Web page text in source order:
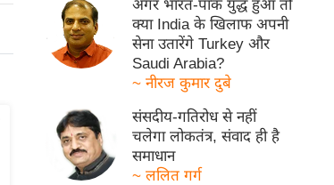
अगर भारत-पाक युद्ध हुआ तो
क्या India के खिलाफ अपनी
सेना उतारेंगे Turkey और
Saudi Arabia?
~ नीरज कुमार दुबे
संसदीय-गतिरोध से नहीं
चलेगा लोकतंत्र, संवाद ही है
समाधान
~ ललित गर्ग